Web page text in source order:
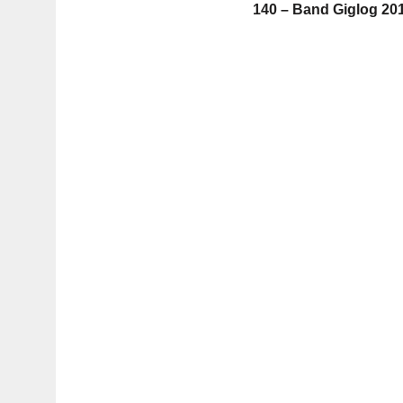
140 – Band Giglog